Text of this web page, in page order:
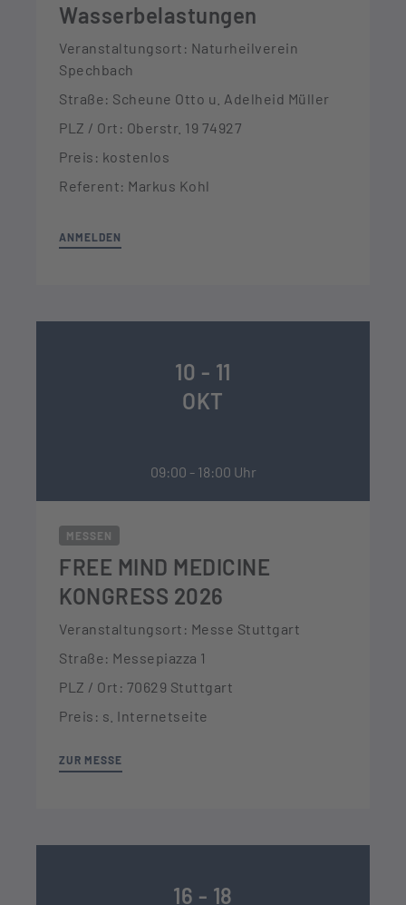
Wasserbelastungen
Veranstaltungsort: Naturheilverein
Spechbach
Straße: Scheune Otto u. Adelheid Müller
PLZ / Ort: Oberstr. 19 74927
Preis: kostenlos
Referent: Markus Kohl
ANMELDEN
10 - 11
OKT
09:00 - 18:00 Uhr
MESSEN
FREE MIND MEDICINE
KONGRESS 2026
Veranstaltungsort: Messe Stuttgart
Straße: Messepiazza 1
PLZ / Ort: 70629 Stuttgart
Preis: s. Internetseite
ZUR MESSE
16 - 18